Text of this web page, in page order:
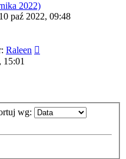
2022)
paź 2022, 09:48
Raleen
15:01
wg: